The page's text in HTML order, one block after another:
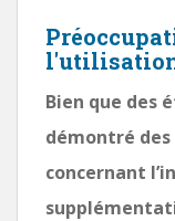
Bien que des
démontré
concernant